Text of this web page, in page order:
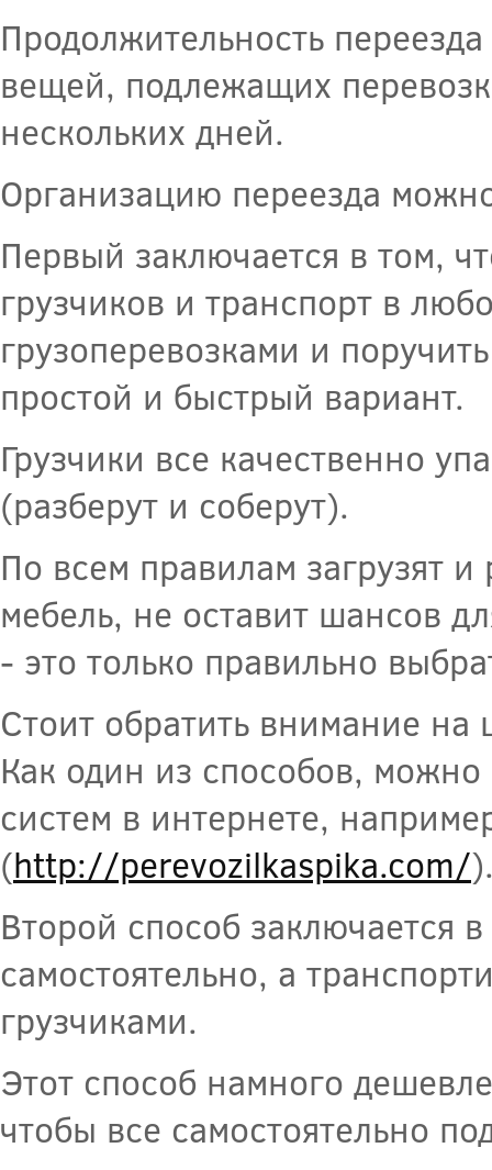
Продолжительность
вещей, подлежащих
нескольких дней.
Организацию переезда
Первый заключается в том,
грузчиков и транспорт в
грузоперевозками и
простой и быстрый вариант.
Грузчики все качественно
(разберут и соберут).
По всем правилам загрузят
мебель, не оставит шансов
- это только правильно
Стоит обратить внимание
Как один из способов,
систем в интернете,
(http://perevozilkaspika.com/
Второй способ заключается
самостоятельно, а
грузчиками.
Этот способ намного
чтобы все самостоятельно